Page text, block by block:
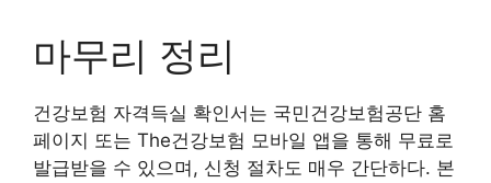
마무리 정리
건강보험 자격득실 확인서는 국민건강보험공단 홈
페이지 또는 The건강보험 모바일 앱을 통해 무료로
발급받을 수 있으며, 신청 절차도 매우 간단하다. 본